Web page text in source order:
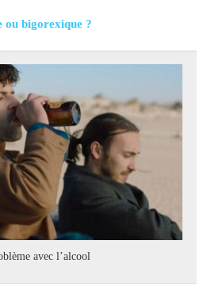
ou bigorexique ?
avec l’alcool